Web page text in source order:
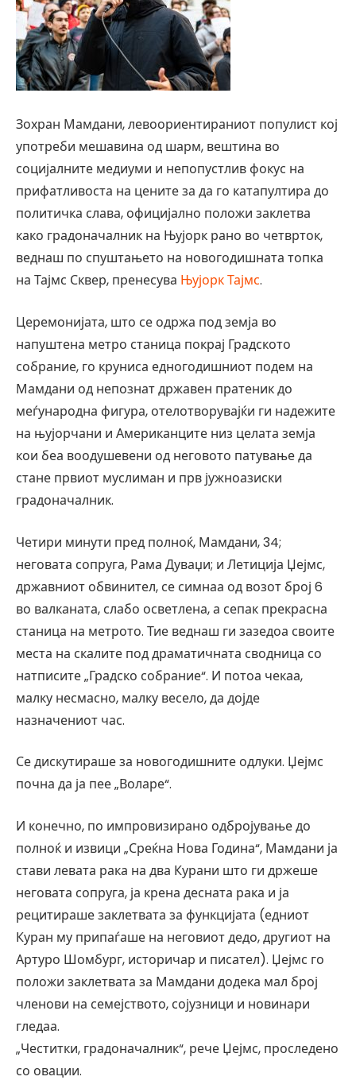
Зохран Мамдани, левоориентираниот популист кој
употреби мешавина од шарм, вештина во
социјалните медиуми и непопустлив фокус на
прифатливоста на цените за да го катапултира до
политичка слава, официјално положи заклетва
како градоначалник на Њујорк рано во четврток,
веднаш по спуштањето на новогодишната топка
на Тајмс Сквер, пренесува Њујорк Тајмс.
Церемонијата, што се одржа под земја во
напуштена метро станица покрај Градското
собрание, го круниса едногодишниот подем на
Мамдани од непознат државен пратеник до
меѓународна фигура, отелотворувајќи ги надежите
на њујорчани и Американците низ целата земја
кои беа воодушевени од неговото патување да
стане првиот муслиман и прв јужноазиски
градоначалник.
Четири минути пред полноќ, Мамдани, 34;
неговата сопруга, Рама Дуваџи; и Летиција Џејмс,
државниот обвинител, се симнаа од возот број 6
во валканата, слабо осветлена, а сепак прекрасна
станица на метрото. Тие веднаш ги зазедоа своите
места на скалите под драматичната сводница со
натписите „Градско собрание“. И потоа чекаа,
малку несмасно, малку весело, да дојде
назначениот час.
Се дискутираше за новогодишните одлуки. Џејмс
почна да ја пее „Воларе“.
И конечно, по импровизирано одбројување до
полноќ и извици „Среќна Нова Година“, Мамдани ја
стави левата рака на два Курани што ги држеше
неговата сопруга, ја крена десната рака и ја
рецитираше заклетвата за функцијата (едниот
Куран му припаѓаше на неговиот дедо, другиот на
Артуро Шомбург, историчар и писател). Џејмс го
положи заклетвата за Мамдани додека мал број
членови на семејството, сојузници и новинари
гледаа.
„Честитки, градоначалник“, рече Џејмс, проследено
со овации.